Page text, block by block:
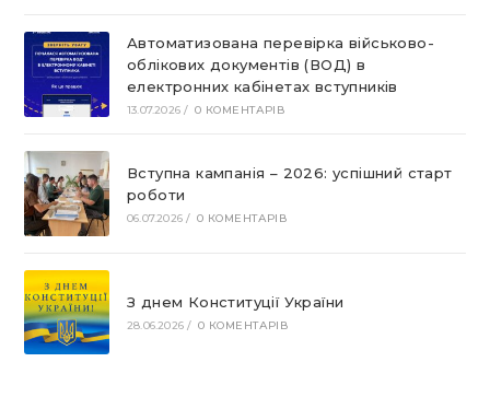
Автоматизована перевірка військово-
облікових документів (ВОД) в
електронних кабінетах вступників
13.07.2026 / 0 КОМЕНТАРІВ
Вступна кампанія – 2026: успішний старт
роботи
06.07.2026 / 0 КОМЕНТАРІВ
З днем Конституції України
28.06.2026 / 0 КОМЕНТАРІВ